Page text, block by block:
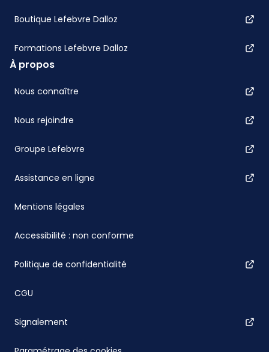
Boutique Lefebvre Dalloz
Formations Lefebvre Dalloz
À propos
Nous connaître
Nous rejoindre
Groupe Lefebvre
Assistance en ligne
Mentions légales
Accessibilité : non conforme
Politique de confidentialité
CGU
Signalement